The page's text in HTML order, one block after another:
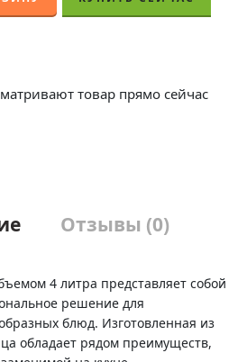
товар прямо сейчас
Отзывы (0)
4 литра представляет собой
решение для
блюд. Изготовленная из
обладает рядом преимуществ,